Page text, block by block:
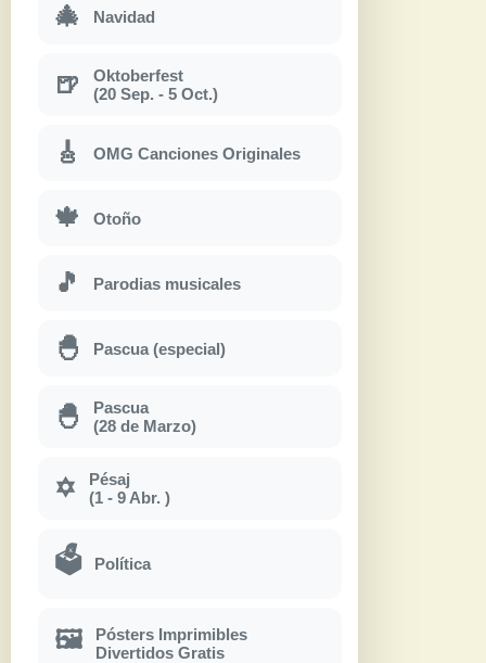
🎄 Navidad
🍺
Oktoberfest
(20 Sep. - 5 Oct.)
🎸 OMG Canciones Originales
🍁 Otoño
🎵 Parodias musicales
🐣 Pascua (especial)
🐣
Pascua
(28 de Marzo)
✡
Pésaj
(1 - 9 Abr. )
🗳 Política
🖼
Pósters Imprimibles
Divertidos Gratis